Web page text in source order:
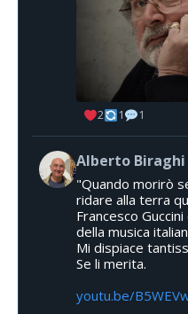
2 1 1
Alberto Biraghi
"Quando morirò
ridare alla terra
Francesco
della musica
Mi dispiace
Se li merita.
youtu.be/